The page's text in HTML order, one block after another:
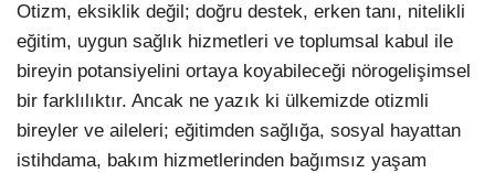
Otizm, eksiklik değil; doğru destek, erken tanı, nitelikli
eğitim, uygun sağlık hizmetleri ve toplumsal kabul ile
bireyin potansiyelini ortaya koyabileceği nörogelişimsel
bir farklılıktır. Ancak ne yazık ki ülkemizde otizmli
bireyler ve aileleri; eğitimden sağlığa, sosyal hayattan
istihdama, bakım hizmetlerinden bağımsız yaşam